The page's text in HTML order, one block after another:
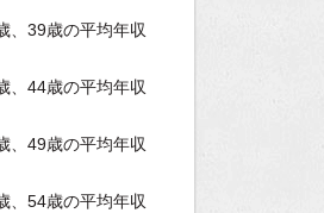
、39歳の平均年収
、44歳の平均年収
、49歳の平均年収
、54歳の平均年収